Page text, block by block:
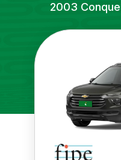
2003